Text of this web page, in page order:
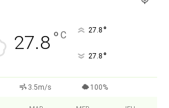
27.8 ° C 27.8 °
27.8 °
3.5m/s 100%